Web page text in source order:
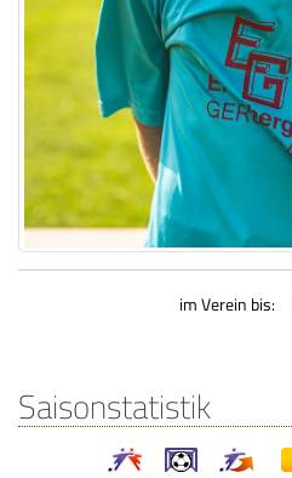
im Verein bis:
Saisonstatistik